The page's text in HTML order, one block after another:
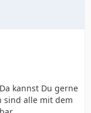
kannst Du gerne
sind alle mit dem